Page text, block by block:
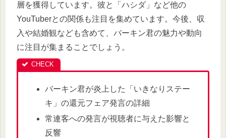
層を獲得しています。彼と「ハシダ」など他の
YouTuberとの関係も注目を集めています。今後、収
入や結婚観なども含めて、バーキン君の魅力や動向
に注目が集まることでしょう。
バーキン君が炎上した「いきなりステー
キ」の還元フェア発言の詳細
常連客への発言が視聴者に与えた影響と
反響